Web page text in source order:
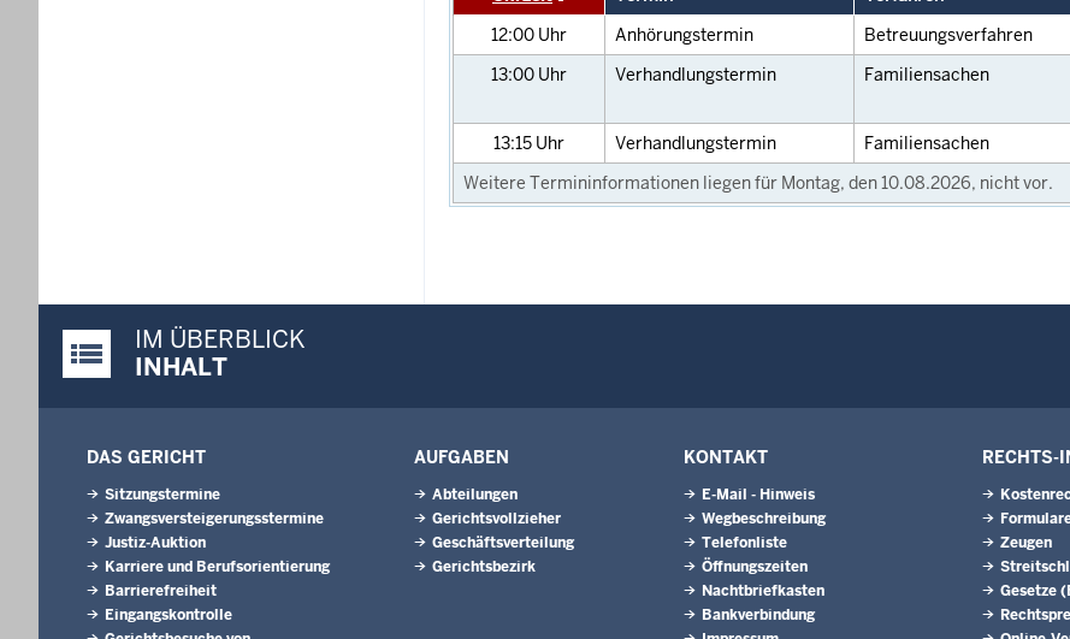
12:00 Uhr Anhörungstermin Betreuungsverfahren
13:00 Uhr Verhandlungstermin Familiensachen
13:15 Uhr Verhandlungstermin Familiensachen
Weitere Termininformationen liegen für Montag, den 10.08.2026, nicht vor.
Justiz-Portal im Überblick:
IM ÜBERBLICK
INHALT
DAS GERICHT
Sitzungstermine
Zwangsversteigerungsstermine
Justiz-Auktion
Karriere und Berufsorientierung
Barrierefreiheit
Eingangskontrolle
AUFGABEN
Abteilungen
Gerichtsvollzieher
Geschäftsverteilung
Gerichtsbezirk
KONTAKT
E-Mail - Hinweis
Wegbeschreibung
Telefonliste
Öffnungszeiten
Nachtbriefkasten
Bankverbindung
RECHTS-
Zeugen
Gesetze